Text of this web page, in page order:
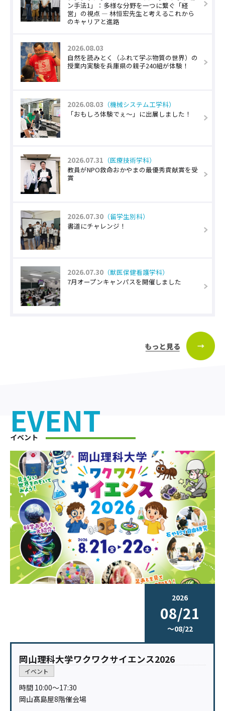
ン手法1」：多様な分野を一つに繋ぐ「経
営」の視点 — 林恒宏先生と考えるこれから
のキャリアと進路
2026.08.03
自然を読みとく（ふれて学ぶ物質の世界）の
授業内実験を兵庫県の親子240組が体験！
2026.08.03 （機械システム工学科）
「おもしろ体験でぇ～」に出展しました！
2026.07.31 （医療技術学科）
教員がNPO救命おかやまの最優秀貢献賞を受
賞
2026.07.30（留学生別科）
書道にチャレンジ！
2026.07.30（獣医保健看護学科）
7月オープンキャンパスを開催しました
EVENT
イベント
2026
08/21
〜08/22
岡山理科大学ワクワクサイエンス2026
イベント
時間 10:00〜17:30
岡山髙島屋8階催会場